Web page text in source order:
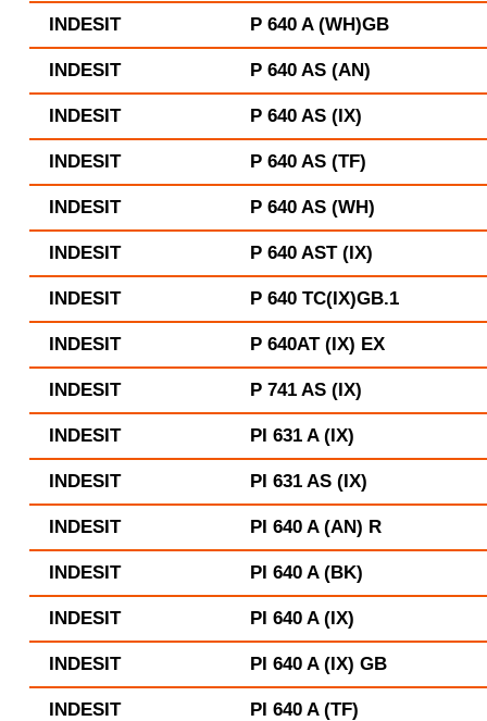
INDESIT P 640 A (WH)GB
INDESIT P 640 AS (AN)
INDESIT P 640 AS (IX)
INDESIT P 640 AS (TF)
INDESIT P 640 AS (WH)
INDESIT P 640 AST (IX)
INDESIT P 640 TC(IX)GB.1
INDESIT P 640AT (IX) EX
INDESIT P 741 AS (IX)
INDESIT PI 631 A (IX)
INDESIT PI 631 AS (IX)
INDESIT PI 640 A (AN) R
INDESIT PI 640 A (BK)
INDESIT PI 640 A (IX)
INDESIT PI 640 A (IX) GB
INDESIT PI 640 A (TF)